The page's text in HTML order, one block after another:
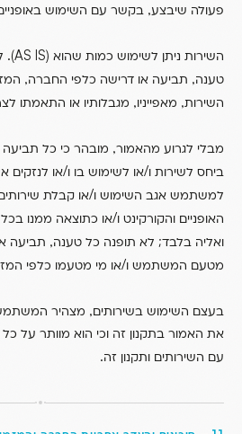
פעולה שיבצע, בקשר עם השימוש באופניים
השירות ניתן לשימוש כמות שהוא (AS
IS).
טענה, תביעה או דרישה כלפי החברה,
השירות, מאפייניו, מגבלותיו או התאמתו
מבלי לגרוע מהאמור, מובהר כי כל תביעה
ביחס לשירות ו/או לשימוש בו ו/או לנזקים
למשתמש אגב השימוש ו/או קבלת
האופניים והקורקינט ו/או כתוצאה ממנו
ואליה בלבד; לא תופנה כל טענה, תביעה
מטעם המשתמש ו/או מי מטעמו כלפי
בעצם השימוש בשירותים, מצהיר המשתמש
את האמור בתקנון זה וכי הוא מוותר על
עם השירותים ותקנון זה.